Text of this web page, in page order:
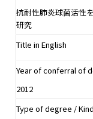
抗耐性肺炎球菌活性
研究
Title in English
Year of conferral of
2012
Type of degree /